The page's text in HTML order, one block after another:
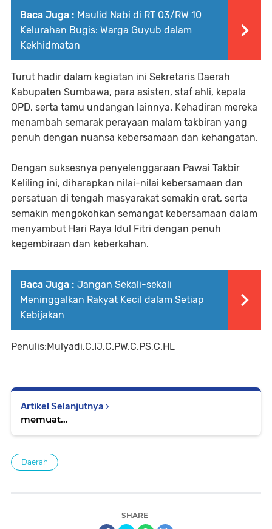
Baca Juga : Maulid Nabi di RT 03/RW 10
Kelurahan Bugis: Warga Guyub dalam
Kekhidmatan
Turut hadir dalam kegiatan ini Sekretaris Daerah
Kabupaten Sumbawa, para asisten, staf ahli, kepala
OPD, serta tamu undangan lainnya. Kehadiran mereka
menambah semarak perayaan malam takbiran yang
penuh dengan nuansa kebersamaan dan kehangatan.
Dengan suksesnya penyelenggaraan Pawai Takbir
Keliling ini, diharapkan nilai-nilai kebersamaan dan
persatuan di tengah masyarakat semakin erat, serta
semakin mengokohkan semangat kebersamaan dalam
menyambut Hari Raya Idul Fitri dengan penuh
kegembiraan dan keberkahan.
Baca Juga : Jangan Sekali-sekali
Meninggalkan Rakyat Kecil dalam Setiap
Kebijakan
Penulis:Mulyadi,C.IJ,C.PW,C.PS,C.HL
Artikel Selanjutnya
memuat...
Daerah
SHARE